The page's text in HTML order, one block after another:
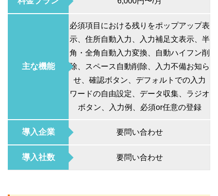
主な機能
必須項目における残りをポップアップ表
示、住所自動入力、入力補足文表示、半
角・全角自動入力変換、自動ハイフン削
除、スペース自動削除、入力不備お知ら
せ、確認ボタン、デフォルトでの入力
ワードの自由設定、データ収集、ラジオ
ボタン、入力例、必須or任意の登録
導入企業 要問い合わせ
導入社数 要問い合わせ